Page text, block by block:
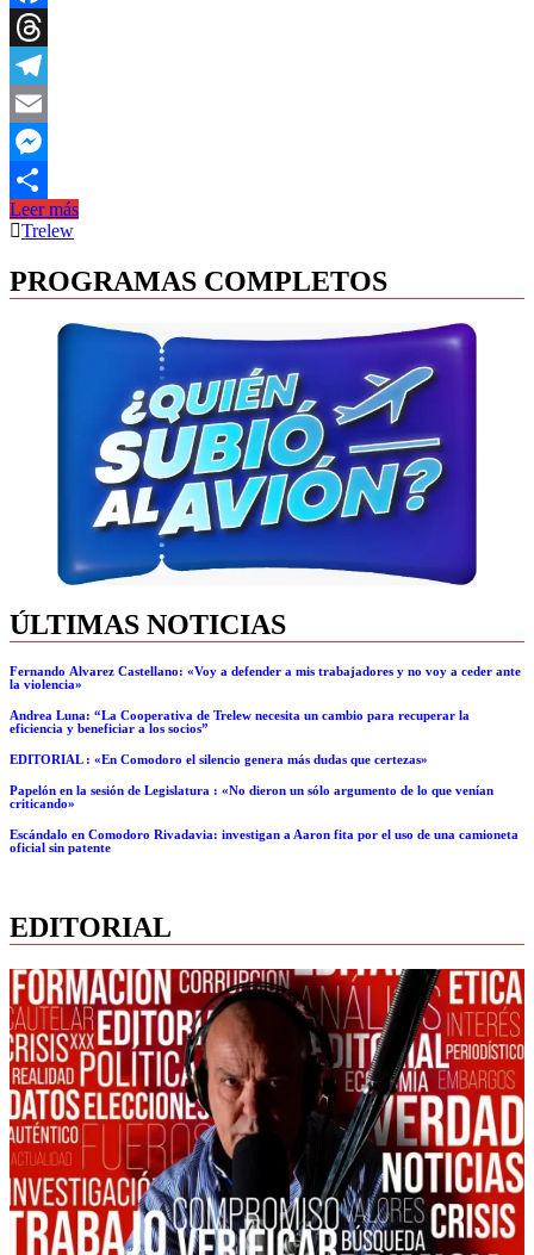
Facebook
Threads
Telegram
Email
Messenger
Compartir
Leer más
Trelew
PROGRAMAS COMPLETOS
ÚLTIMAS NOTICIAS
Fernando Álvarez Castellano: «Voy a defender a mis trabajadores y no voy a ceder ante
la violencia»
Andrea Luna: “La Cooperativa de Trelew necesita un cambio para recuperar la
eficiencia y beneficiar a los socios”
EDITORIAL : «En Comodoro el silencio genera más dudas que certezas»
Papelón en la sesión de Legislatura : «No dieron un sólo argumento de lo que venían
criticando»
Escándalo en Comodoro Rivadavia: investigan a Aaron fita por el uso de una camioneta
oficial sin patente
EDITORIAL